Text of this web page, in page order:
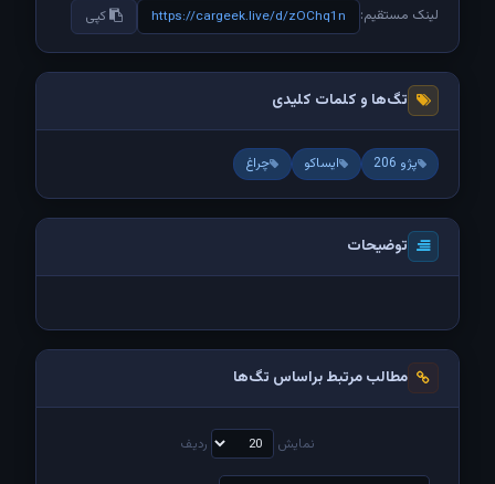
لینک مستقیم: https://cargeek.live/d/zOChq1n کپی
تگ‌ها و کلمات کلیدی
پژو 206 ایساکو چراغ
توضیحات
مطالب مرتبط براساس تگ‌ها
نمایش ردیف